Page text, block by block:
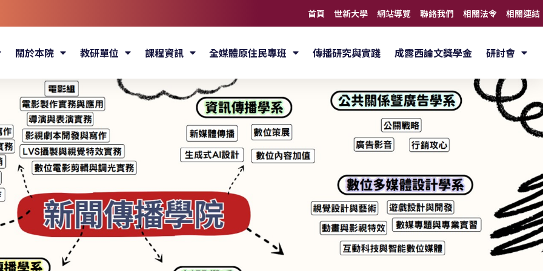
首頁 世新大學 網站導覽 聯絡我們 相關法令 相關連結
關於本院 教研單位 課程資訊 全媒體原住民專班 傳播研究與實踐 成露西論文獎學金 研討會